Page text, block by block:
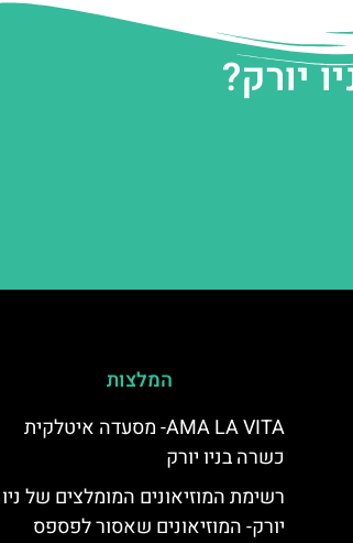
יורק?
המלצות
AMA LA VITA- מסעדה איטלקית
כשרה בניו יורק
רשימת המוזיאונים המומלצים של ניו
יורק- המוזיאונים שאסור לפספס